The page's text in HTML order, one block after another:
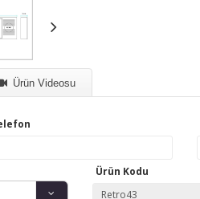
Ürün Videosu
Ürün Kodu